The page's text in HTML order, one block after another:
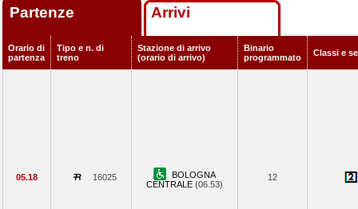
Partenze Arrivi
Orario di
partenza
Tipo e n. di
treno
Stazione di arrivo
(orario di arrivo)
Binario
programmato
Classi e
05.18 16025
BOLOGNA
CENTRALE (06.53)
12